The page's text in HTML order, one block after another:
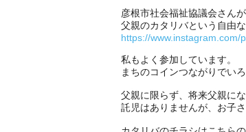
彦根市社会福祉協議会さん
https://www.instagram.com/
私もよく参加しています。
まちのコインつながりでい
父親に限らず、将来父親に
託児はありませんが、お子